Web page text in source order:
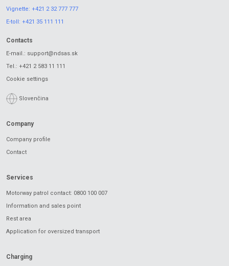
Vignette: +421 2 32 777 777
E-toll: +421 35 111 111
Contacts
E-mail.: support@ndsas.sk
Tel.: +421 2 583 11 111
Cookie settings
Slovenčina
Company
Company profile
Contact
Services
Motorway patrol contact: 0800 100 007
Information and sales point
Rest area
Application for oversized transport
Charging